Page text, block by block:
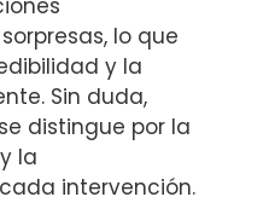
lo que
y la
Sin duda,
distingue por la
la
intervención.